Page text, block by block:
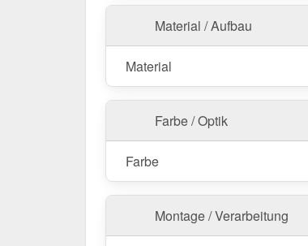
Material / Aufbau
Material
Farbe / Optik
Farbe
Montage / Verarbeitung